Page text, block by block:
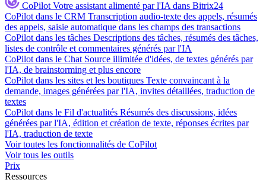
CoPilot Votre assistant alimenté par l'IA dans Bitrix24
CoPilot dans le CRM Transcription audio-texte des appels, résumés
des appels, saisie automatique dans les champs des transactions
CoPilot dans les tâches Descriptions des tâches, résumés des tâches,
listes de contrôle et commentaires générés par l'IA
CoPilot dans le Chat Source illimitée d'idées, de textes générés par
l'IA, de brainstorming et plus encore
CoPilot dans les sites et les boutiques Texte convaincant à la
demande, images générées par l'IA, invites détaillées, traduction de
textes
CoPilot dans le Fil d'actualités Résumés des discussions, idées
générées par l'IA, édition et création de texte, réponses écrites par
l'IA, traduction de texte
Voir toutes les fonctionnalités de CoPilot
Voir tous les outils
Prix
Ressources